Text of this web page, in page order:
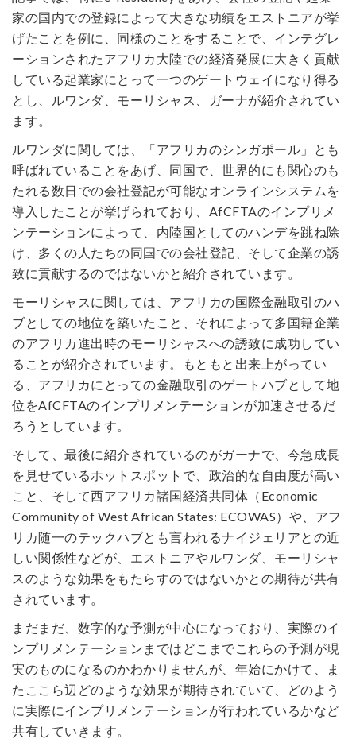
家の国内での登録によって大きな功績をエストニアが挙
げたことを例に、同様のことをすることで、インテグレ
ーションされたアフリカ大陸での経済発展に大きく貢献
している起業家にとって一つのゲートウェイになり得る
とし、ルワンダ、モーリシャス、ガーナが紹介されてい
ます。
ルワンダに関しては、「アフリカのシンガポール」とも
呼ばれていることをあげ、同国で、世界的にも関心のも
たれる数日での会社登記が可能なオンラインシステムを
導入したことが挙げられており、AfCFTAのインプリメ
ンテーションによって、内陸国としてのハンデを跳ね除
け、多くの人たちの同国での会社登記、そして企業の誘
致に貢献するのではないかと紹介されています。
モーリシャスに関しては、アフリカの国際金融取引のハ
ブとしての地位を築いたこと、それによって多国籍企業
のアフリカ進出時のモーリシャスへの誘致に成功してい
ることが紹介されています。もともと出来上がってい
る、アフリカにとっての金融取引のゲートハブとして地
位をAfCFTAのインプリメンテーションが加速させるだ
ろうとしています。
そして、最後に紹介されているのがガーナで、今急成長
を見せているホットスポットで、政治的な自由度が高い
こと、そして西アフリカ諸国経済共同体（Economic
Community of West African States: ECOWAS）や、アフ
リカ随一のテックハブとも言われるナイジェリアとの近
しい関係性などが、エストニアやルワンダ、モーリシャ
スのような効果をもたらすのではないかとの期待が共有
されています。
まだまだ、数字的な予測が中心になっており、実際のイ
ンプリメンテーションまではどこまでこれらの予測が現
実のものになるのかわかりませんが、年始にかけて、ま
たここら辺どのような効果が期待されていて、どのよう
に実際にインプリメンテーションが行われているかなど
共有していきます。